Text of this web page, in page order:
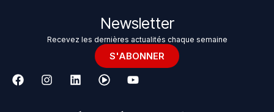
Newsletter
Recevez les dernières actualités chaque semaine
S'ABONNER